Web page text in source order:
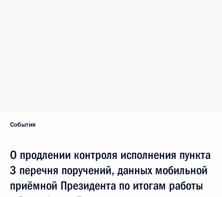
События
О продлении контроля исполнения пункта
3 перечня поручений, данных мобильной
приёмной Президента по итогам работы